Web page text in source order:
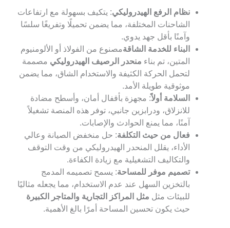
نظام الرفع الهيدروليكي: يتكيف بسهولة مع ارتفاعات
الشاحنات المختلفة، مما يضمن تحميلًا وتفريغًا سلسًا
وآمنًا بأقل جهد يدوي.
البناء للخدمة الشاقةمصنوع من الفولاذ أو الألومنيوم
المتين، تم بناءمنحدر الرصيف الهيدروليكيمصممة
لتحمل الحركة الكثيفة والاستخدام الشاق، مما يضمن
موثوقية طويلة الأمد.
السلامة أولاً: مجهزة بأقفال أمان، وأسطح مضادة
للانزلاق، ودرابزين جانبي، توفر هذه المنصة تشغيلاً
آمنًا، مما يمنع الحوادث والإصابات.
فعال من حيث التكلفة: حل منخفض الصيانة وعالي
الأداء، يقلل المنحدر الهيدروليكي من وقت التوقف
والتكاليف التشغيلية مع زيادة الكفاءة.
تصميم موفر للمساحة: يسمح تصميمه المدمج
بالتخزين السهل عند عدم الاستخدام، مما يجعله مثاليًا
للبيئات مثلمثل المراكز التجارية والمتاجر الكبيرة
حيث يكون تحسين المساحة أمرًا بالغ الأهمية.